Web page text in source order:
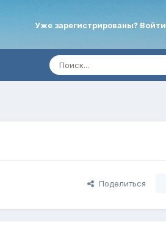
Уже зарегистрированы? Войти
Поделиться